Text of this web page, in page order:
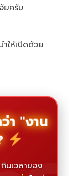
ยครับ
ให้เปิดด้วย
า "งาน
นเวลาของ